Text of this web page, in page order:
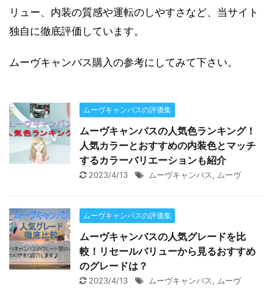
リュー、内装の質感や運転のしやすさなど、当サイト
独自に徹底評価しています。
ムーヴキャンバス購入の参考にしてみて下さい。
ムーヴキャンバスの評価集
ムーヴキャンバスの人気色ランキング！
人気カラーとおすすめの内装色とマッチ
するカラーバリエーションも紹介
2023/4/13 ムーヴキャンバス, ムーヴ
ムーヴキャンバスの評価集
ムーヴキャンバスの人気グレードを比
較！リセールバリューから見るおすすめ
のグレードは？
2023/4/13 ムーヴキャンバス, ムーヴ